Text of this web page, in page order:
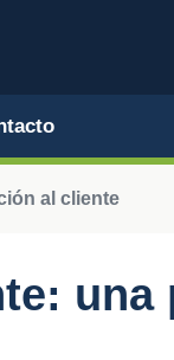
al cliente
una